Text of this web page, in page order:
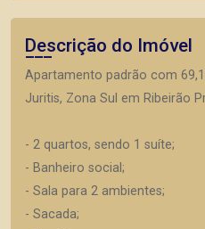
Descrição do Imóvel
Apartamento padrão com
Juritis, Zona Sul em Ribeirão
- 2 quartos, sendo 1 suíte;
- Banheiro social;
- Sala para 2 ambientes;
- Sacada;